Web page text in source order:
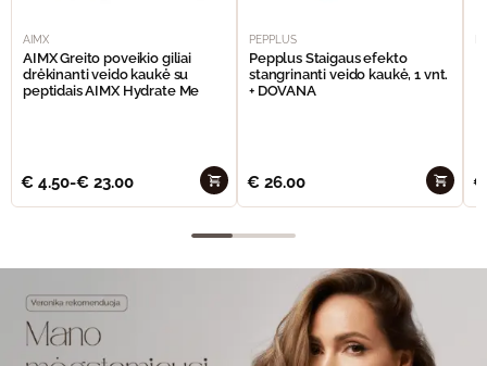
AIMX
AIMX Greito poveikio giliai
drėkinanti veido kaukė su
peptidais AIMX Hydrate Me
€ 4.50-€ 23.00
PEPPLUS
Pepplus Staigaus efekto
stangrinanti veido kaukė, 1 vnt.
+ DOVANA
€ 26.00 €